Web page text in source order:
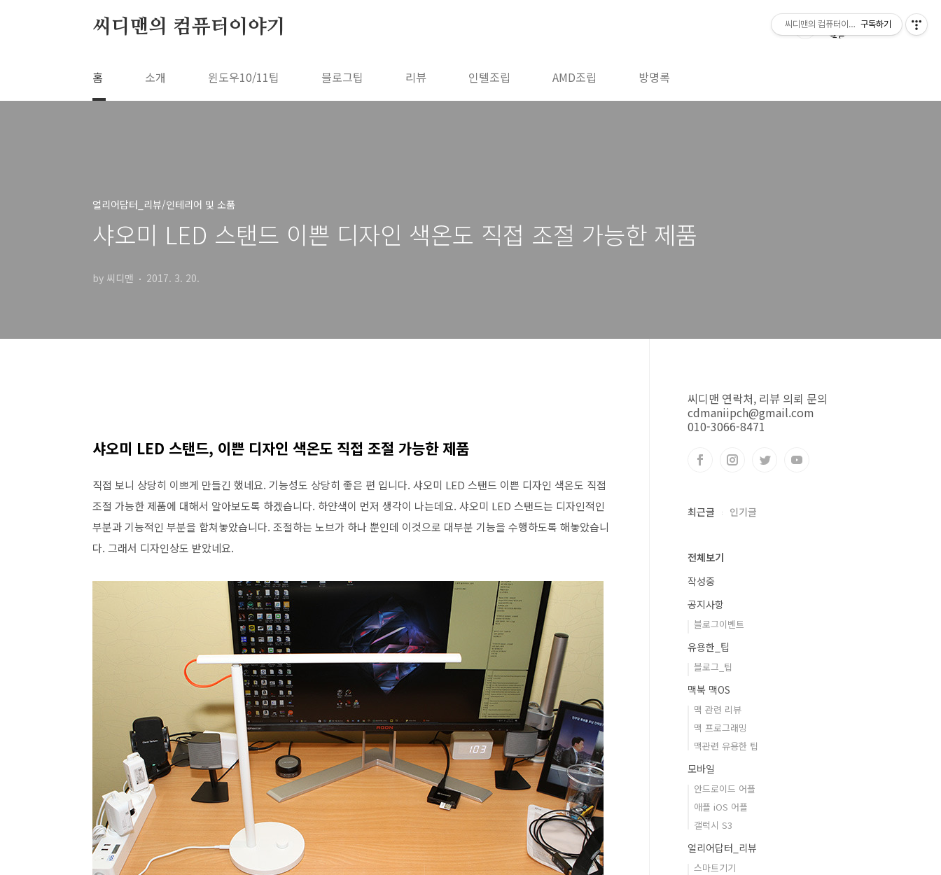
씨디맨의 컴퓨터이야기
홈 소개 윈도우10/11팁 블로그팁 리뷰 인텔조립 AMD조립 방명록
얼리어답터_리뷰/인테리어 및 소품
샤오미 LED 스탠드 이쁜 디자인 색온도 직접 조절 가능한 제품
by 씨디맨 2017. 3. 20.
샤오미 LED 스탠드, 이쁜 디자인 색온도 직접 조절 가능한 제품
직접 보니 상당히 이쁘게 만들긴 했네요. 기능성도 상당히 좋은 편 입니다. 샤오미 LED 스탠드 이쁜 디자인 색온도 직접
조절 가능한 제품에 대해서 알아보도록 하겠습니다. 하얀색이 먼저 생각이 나는데요. 샤오미 LED 스탠드는 디자인적인
부분과 기능적인 부분을 합쳐놓았습니다. 조절하는 노브가 하나 뿐인데 이것으로 대부분 기능을 수행하도록 해놓았습니
다. 그래서 디자인상도 받았네요.
씨디맨 연락처, 리뷰 의뢰 문의
cdmaniipch@gmail.com
010-3066-8471
최근글 인기글
전체보기
작성중
공지사항
블로그이벤트
유용한_팁
블로그_팁
맥북 맥OS
맥 관련 리뷰
맥 프로그래밍
맥관련 유용한 팁
모바일
안드로이드 어플
애플 iOS 어플
갤럭시 S3
얼리어답터_리뷰
스마트기기
씨디맨의 컴퓨터이야기구독하기